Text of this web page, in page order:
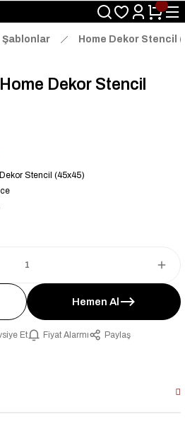
Sepette Hemen %10 İndirim Fırsatını
Kaçırmayın!
Home Dekor Stencil
Dekor Stencil
Stencil (45x45)
Hemen Al
Et Fiyat Alarmı
Paylaş